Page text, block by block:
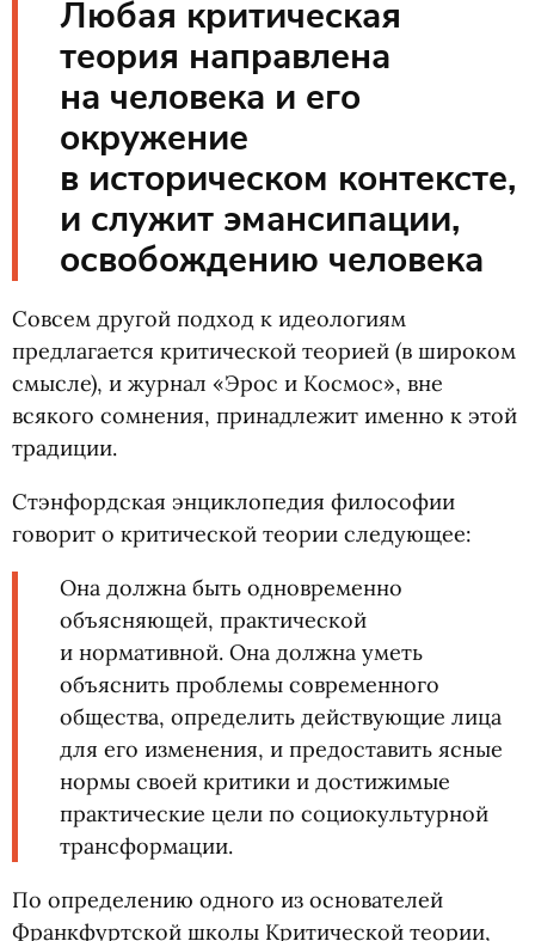
Любая критическая
теория направлена
на человека и его
окружение
в историческом контексте,
и служит эмансипации,
освобождению человека
Совсем другой подход к идеологиям
предлагается критической теорией (в широком
смысле), и журнал «Эрос и Космос», вне
всякого сомнения, принадлежит именно к этой
традиции.
Стэнфордская энциклопедия философии
говорит о критической теории следующее:
Она должна быть одновременно
объясняющей, практической
и нормативной. Она должна уметь
объяснить проблемы современного
общества, определить действующие лица
для его изменения, и предоставить ясные
нормы своей критики и достижимые
практические цели по социокультурной
трансформации.
По определению одного из основателей
Франкфуртской школы Критической теории,